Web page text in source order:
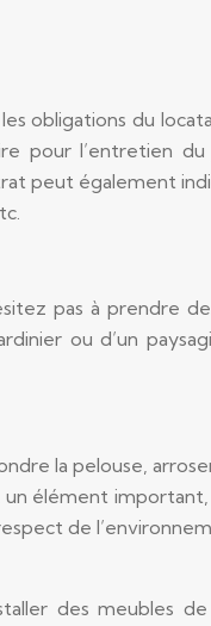
obligations du
pour l’entretien
peut également
pas à prendre
ou d’un
la pelouse,
élément
de
des meubles